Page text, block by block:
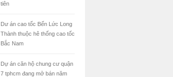
tiên
Dư án cao tốc Bến Lức Long
Thành thuộc hê thống cao tốc
Bắc Nam
Dự án căn hộ chung cư quận
7 tphcm đang mở bán năm